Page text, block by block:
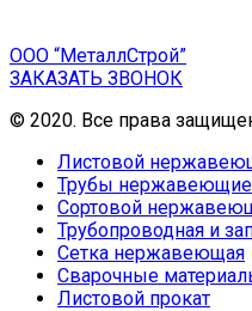
ООО “МеталлСтрой”
ЗАКАЗАТЬ ЗВОНОК
© 2020. Все права
Листовой
Трубы нержавеющие
Сортовой
Трубопроводная и
Сетка нержавеющая
Сварочные
Листовой прокат